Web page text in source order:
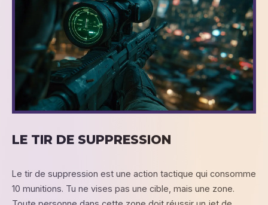
LE TIR DE SUPPRESSION
Le tir de suppression est une action tactique qui consomme
10 munitions. Tu ne vises pas une cible, mais une zone.